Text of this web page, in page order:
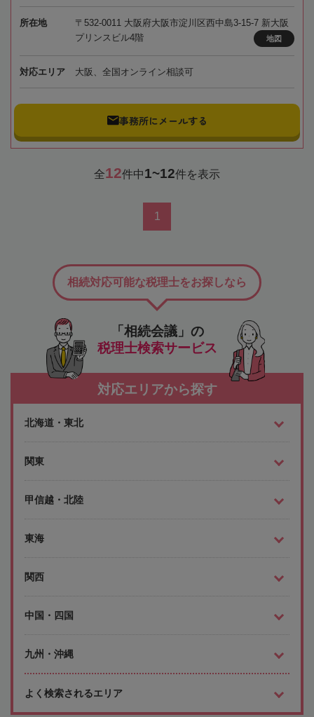
所在地
〒532-0011 大阪府大阪市淀川区西中島3-15-7 新大阪
プリンスビル4階
地図
対応エリア 大阪、全国オンライン相談可
事務所にメールする
全12件中1~12件を表示
1
「相続会議」の
税理士検索サービス
相続対応可能な税理士をお探しなら
対応エリアから探す
北海道・東北
関東
甲信越・北陸
東海
関西
中国・四国
九州・沖縄
よく検索されるエリア